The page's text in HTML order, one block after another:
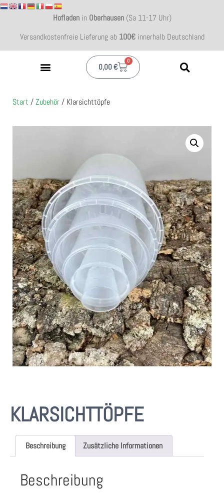
Hofladenin Oberhausen(Sa 11-17 Uhr)
Versandkostenfreie Lieferung ab 100€innerhalb Deutschland
0,00€
0
KLARSICHTTÖPFE
Beschreibung Zusätzliche Informationen
Beschreibung
Start /Zubehör/ Klarsichttöpfe